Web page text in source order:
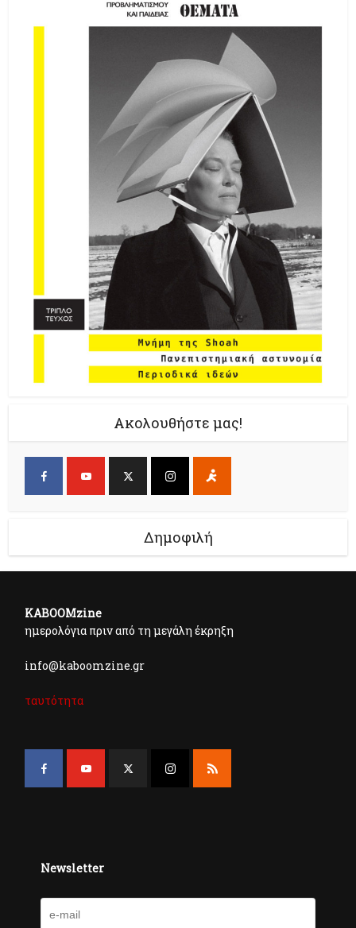
Ακολουθήστε μας!
Δημοφιλή
KABOOMzine
ημερολόγια πριν από τη μεγάλη έκρηξη
info@kaboomzine.gr
ταυτότητα
Newsletter